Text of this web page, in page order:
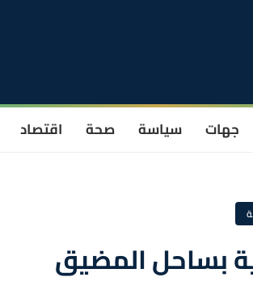
جهات سياسة صحة اقتصاد
بساحل المضيق